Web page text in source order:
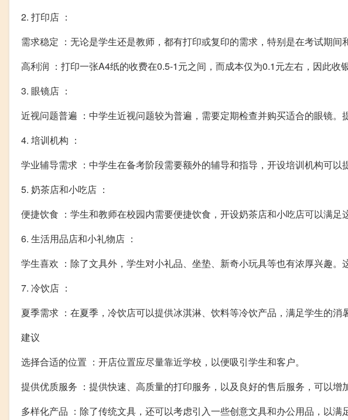
2. 打印店 ：
需求稳定 ：无论是学生还是教师，都有打印或复印的需求，特别是在考试期间
高利润 ：打印一张A4纸的收费在0.5-1元之间，而成本仅为0.1元左右，因此收
3. 眼镜店 ：
近视问题普遍 ：中学生近视问题较为普遍，需要定期检查并购买适合的眼镜。
4. 培训机构 ：
学业辅导需求 ：中学生在备考阶段需要额外的辅导和指导，开设培训机构可以
5. 奶茶店和小吃店 ：
便捷饮食 ：学生和教师在校园内需要便捷饮食，开设奶茶店和小吃店可以满足
6. 生活用品店和小礼物店 ：
学生喜欢 ：除了文具外，学生对小礼品、坐垫、新奇小玩具等也有浓厚兴趣。
7. 冷饮店 ：
夏季需求 ：在夏季，冷饮店可以提供冰淇淋、饮料等冷饮产品，满足学生的消
建议
选择合适的位置 ：开店位置应尽量靠近学校，以便吸引学生和客户。
提供优质服务 ：提供快速、高质量的打印服务，以及良好的售后服务，可以增
多样化产品 ：除了传统文具，还可以考虑引入一些创意文具和办公用品，以满